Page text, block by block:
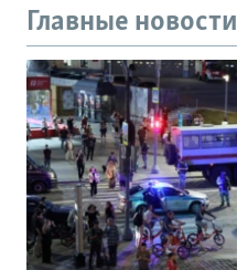
Главные новости